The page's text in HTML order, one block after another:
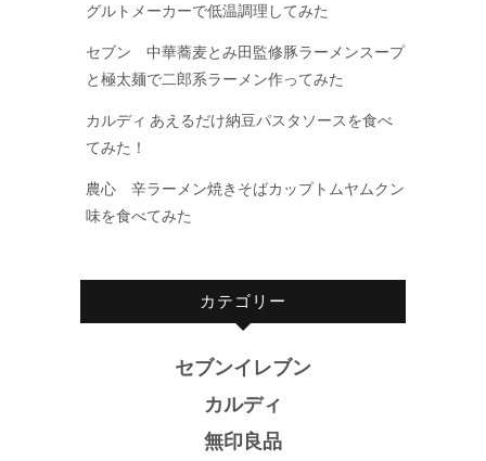
グルトメーカーで低温調理してみた
セブン 中華蕎麦とみ田監修豚ラーメンスープ
と極太麺で二郎系ラーメン作ってみた
カルディ あえるだけ納豆パスタソースを食べ
てみた！
農心 辛ラーメン焼きそばカップトムヤムクン
味を食べてみた
カテゴリー
セブンイレブン
カルディ
無印良品